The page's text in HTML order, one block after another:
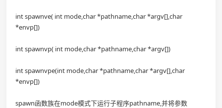
int spawnve( int mode,char *pathname,char *argv[],char
*envp[])
int spawnvp( int mode,char *pathname,char *argv[])
int spawnvpe(int mode,char *pathname,char *argv[],char
*envp[])
spawn函数族在mode模式下运行子程序pathname,并将参数